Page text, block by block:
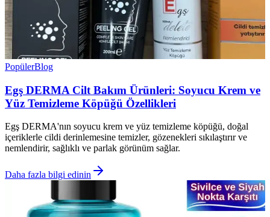
PopülerBlog
Egş DERMA Cilt Bakım Ürünleri: Soyucu Krem ve
Yüz Temizleme Köpüğü Özellikleri
Egş DERMA'nın soyucu krem ve yüz temizleme köpüğü, doğal
içeriklerle cildi derinlemesine temizler, gözenekleri sıkılaştırır ve
nemlendirir, sağlıklı ve parlak görünüm sağlar.
Daha fazla bilgi edinin